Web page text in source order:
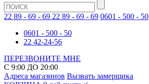
22 89 - 69 - 69 22 89 - 69 - 69 0601 - 500 - 50
0601 - 500 - 50
22 42-24-56
ПЕРЕЗВОНИТЕ МНЕ
С 9:00 ДО 20:00
Адреса магазинов Вызвать замерщика